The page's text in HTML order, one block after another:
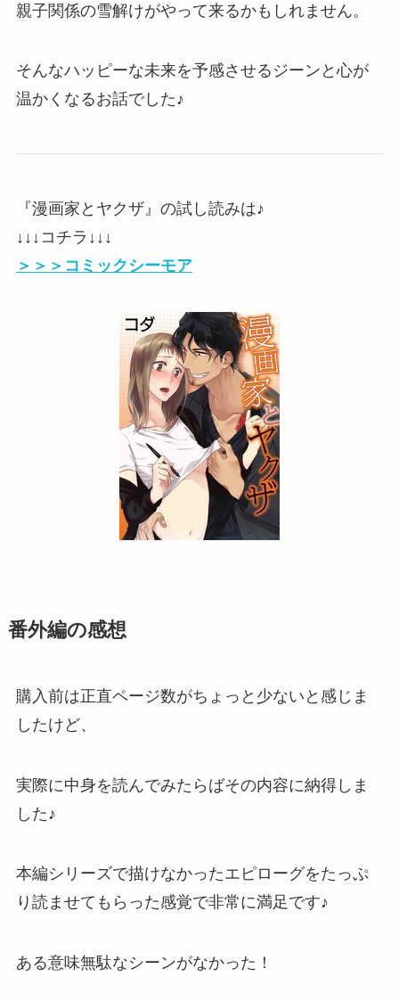
親子関係の雪解けがやって来るかもしれません。
そんなハッピーな未来を予感させるジーンと心が
温かくなるお話でした♪
『漫画家とヤクザ』の試し読みは♪
↓↓↓コチラ↓↓↓
＞＞＞コミックシーモア
番外編の感想
購入前は正直ページ数がちょっと少ないと感じま
したけど、
実際に中身を読んでみたらばその内容に納得しま
した♪
本編シリーズで描けなかったエピローグをたっぷ
り読ませてもらった感覚で非常に満足です♪
ある意味無駄なシーンがなかった！